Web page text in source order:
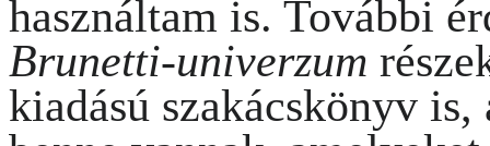
használtam is. További
Brunetti-univerzum
kiadású szakácskönyv